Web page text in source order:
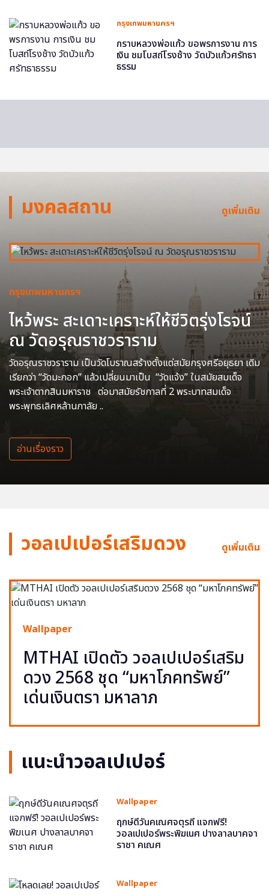
กรุงเทพมหานครฯ
กราบหลวงพ่อแก้ว ขอพรการงาน การ
เงิน ชมโบสถ์โรงช้าง วัดบัวแก้วศรัทธา
ธรรม
มงคลสถาน ดูเพิ่มเติม
กรุงเทพมหานครฯ
ไหว้พระ สะเดาะเคราะห์ให้ชีวิตรุ่งโรจน์
ณ วัดอรุณราชวราราม
วัดอรุณราชวราราม เป็นวัดโบราณสร้างตั้งแต่สมัยกรุงศรีอยุธยา เดิม
เรียกว่า “วัดมะกอก” แล้วเปลี่ยนมาเป็น “วัดแจ้ง” ในสมัยสมเด็จ
พระเจ้าตากสินมหาราช ต่อมาสมัยรัชกาลที่ 2 พระบาทสมเด็จ
พระพุทธเลิศหล้านภาลัย ..
อ่านเรื่องราว
วอลเปเปอร์เสริมดวง ดูเพิ่มเติม
Wallpaper
MTHAI เปิดตัว วอลเปเปอร์เสริม
ดวง 2568 ชุด “มหาโภคทรัพย์”
เด่นเงินตรา มหาลาภ
แนะนำวอลเปเปอร์
Wallpaper
ฤกษ์ดีวันคเณศจตุรถี แจกฟรี!
วอลเปเปอร์พระพิฆเนศ ปางลาลบาคจา
ราชา คเณศ
Wallpaper